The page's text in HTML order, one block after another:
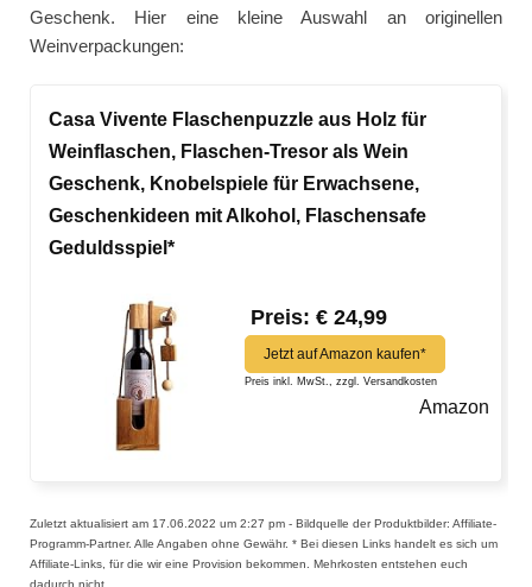
Geschenk. Hier eine kleine Auswahl an originellen
Weinverpackungen:
Casa Vivente Flaschenpuzzle aus Holz für
Weinflaschen, Flaschen-Tresor als Wein
Geschenk, Knobelspiele für Erwachsene,
Geschenkideen mit Alkohol, Flaschensafe
Geduldsspiel*
Preis: € 24,99
Jetzt auf Amazon kaufen*
Preis inkl. MwSt., zzgl. Versandkosten
Amazon
Zuletzt aktualisiert am 17.06.2022 um 2:27 pm - Bildquelle der Produktbilder: Affiliate-
Programm-Partner. Alle Angaben ohne Gewähr. * Bei diesen Links handelt es sich um
Affiliate-Links, für die wir eine Provision bekommen. Mehrkosten entstehen euch
dadurch nicht.